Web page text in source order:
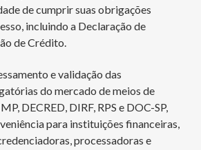
de cumprir suas obrigações
incluindo a Declaração de
de Crédito.
e validação das
do mercado de meios de
DECRED, DIRF, RPS e DOC-SP,
para instituições financeiras,
processadoras e